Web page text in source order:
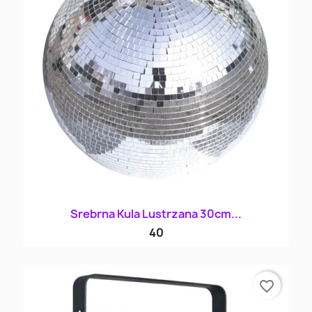
Srebrna Kula Lustrzana 30cm...
40
favorite_border